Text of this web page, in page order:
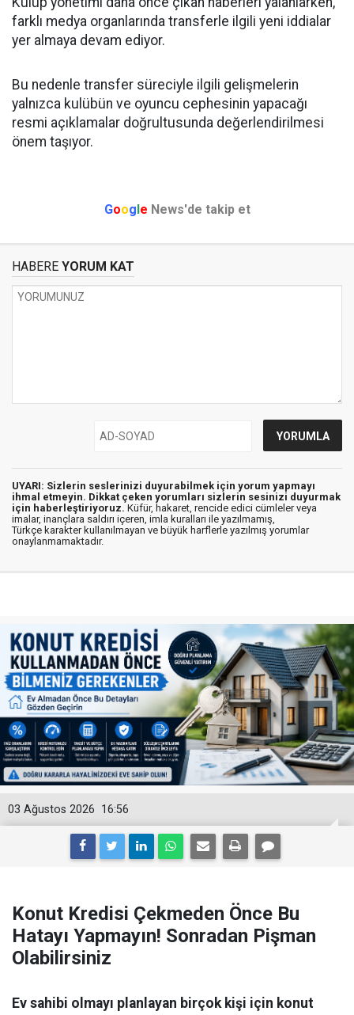
farklı medya organlarında transferle ilgili yeni iddialar
yer almaya devam ediyor.
Bu nedenle transfer süreciyle ilgili gelişmelerin
yalnızca kulübün ve oyuncu cephesinin yapacağı
resmi açıklamalar doğrultusunda değerlendirilmesi
önem taşıyor.
Google News'de takip et
HABERE YORUM KAT
UYARI: Sizlerin seslerinizi duyurabilmek için yorum yapmayı
ihmal etmeyin. Dikkat çeken yorumları sizlerin sesinizi duyurmak
için haberleştiriyoruz. Küfür, hakaret, rencide edici cümleler veya
imalar, inançlara saldırı içeren, imla kuralları ile yazılmamış,
Türkçe karakter kullanılmayan ve büyük harflerle yazılmış yorumlar
onaylanmamaktadır.
16:56
03 Ağustos 2026
Konut Kredisi Çekmeden Önce Bu
Hatayı Yapmayın! Sonradan Pişman
Olabilirsiniz
Ev sahibi olmayı planlayan birçok kişi için konut